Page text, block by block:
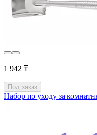
1 942 ₸
Под заказ
Набор по уходу за